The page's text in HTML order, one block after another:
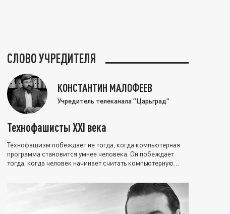
СЛОВО УЧРЕДИТЕЛЯ
КОНСТАНТИН МАЛОФЕЕВ
Учредитель телеканала "Царьград"
Технофашисты XXI века
Технофашизм побеждает не тогда, когда компьютерная
программа становится умнее человека. Он побеждает
тогда, когда человек начинает считать компьютерную